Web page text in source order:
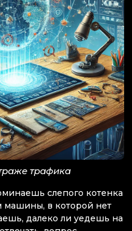
трафика
слепого котенка
машины, в которой нет
далеко ли уедешь на